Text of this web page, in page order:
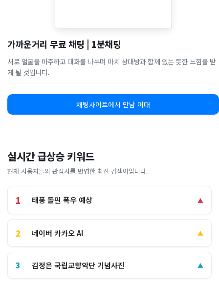
가까운거리 무료 채팅 | 1분채팅
서로 얼굴을 마주하고 대화를 나누며 마치 상대방과 함께 있는 듯한 느낌을 받
게 될 것입니다.
채팅사이트에서 만남 어때
실시간 급상승 키워드
현재 사용자들의 관심사를 반영한 최신 검색어입니다.
1 태풍 돌핀 폭우 예상 ▲
2 네이버 카카오 AI ▲
3 김정은 국립교향악단 기념사진 ▲